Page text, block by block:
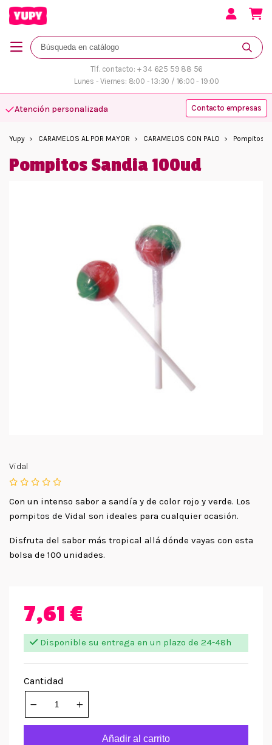
Tlf. contacto: + 34 625 59 88 56
Lunes - Viernes: 8:00 - 13:30 / 16:00 - 19:00
Atención personalizada Contacto empresas
Yupy CARAMELOS AL POR MAYOR CARAMELOS CON PALO Pompitos
Pompitos Sandia 100ud
Vidal
Con un intenso sabor a sandía y de color rojo y verde. Los
pompitos de Vidal son ideales para cualquier ocasión.
Disfruta del sabor más tropical allá dónde vayas con esta
bolsa de 100 unidades.
7,61 €
Disponible su entrega en un plazo de 24-48h
Cantidad
Añadir al carrito